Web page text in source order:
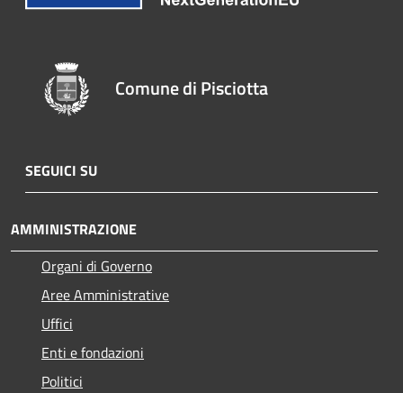
Comune di Pisciotta
SEGUICI SU
AMMINISTRAZIONE
Organi di Governo
Aree Amministrative
Uffici
Enti e fondazioni
Politici